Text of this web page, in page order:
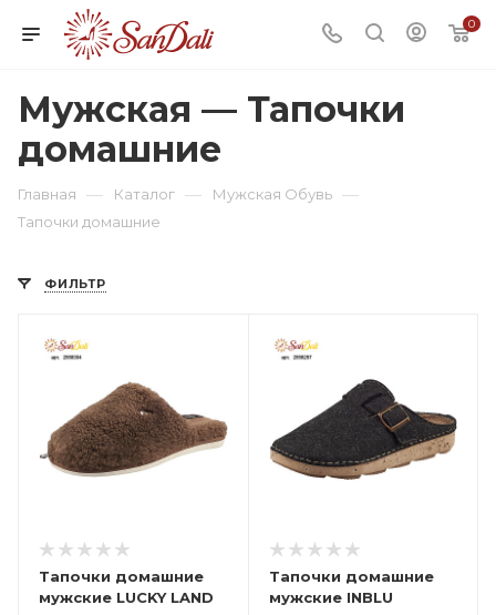
0
Мужская — Тапочки
домашние
Главная — Каталог — Мужская Обувь —
Тапочки домашние
ФИЛЬТР
Тапочки домашние
мужские LUCKY LAND
Тапочки домашние
мужские INBLU